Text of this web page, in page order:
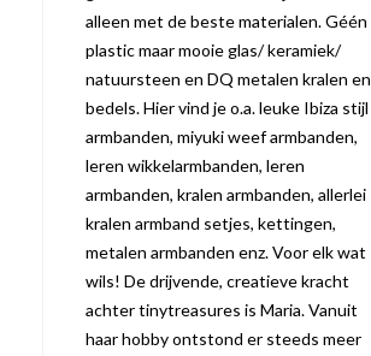
alleen met de beste materialen. Géén
plastic maar mooie glas/ keramiek/
natuursteen en DQ metalen kralen en
bedels. Hier vind je o.a. leuke Ibiza stijl
armbanden, miyuki weef armbanden,
leren wikkelarmbanden, leren
armbanden, kralen armbanden, allerlei
kralen armband setjes, kettingen,
metalen armbanden enz. Voor elk wat
wils! De drijvende, creatieve kracht
achter tinytreasures is Maria. Vanuit
haar hobby ontstond er steeds meer